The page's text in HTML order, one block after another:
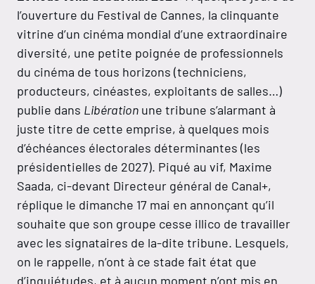
l’ouverture du Festival de Cannes, la clinquante
vitrine d’un cinéma mondial d’une extraordinaire
diversité, une petite poignée de professionnels
du cinéma de tous horizons (techniciens,
producteurs, cinéastes, exploitants de salles…)
publie dans Libération une tribune s’alarmant à
juste titre de cette emprise, à quelques mois
d’échéances électorales déterminantes (les
présidentielles de 2027). Piqué au vif, Maxime
Saada, ci-devant Directeur général de Canal+,
réplique le dimanche 17 mai en annonçant qu’il
souhaite que son groupe cesse illico de travailler
avec les signataires de la-dite tribune. Lesquels,
on le rappelle, n’ont à ce stade fait état que
d’inquiétudes, et à aucun moment n’ont mis en